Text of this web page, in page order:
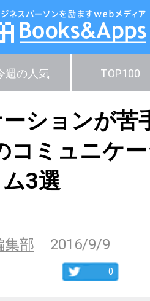
週の人気 TOP100
ションが苦
コミュニケ
3選
集部
2016/9/9
0